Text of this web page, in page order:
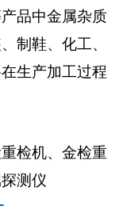
品中金属杂质
制鞋、化工、
生产加工过程
检机、金检重
测仪